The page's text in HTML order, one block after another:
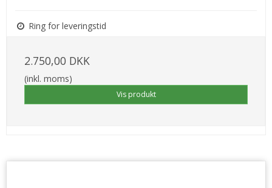
Ring for leveringstid
2.750,00 DKK
(inkl. moms)
Vis produkt